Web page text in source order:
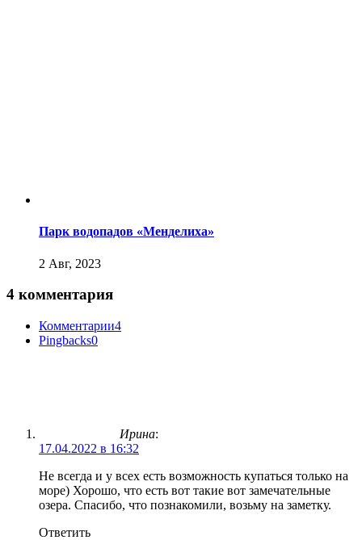
Парк водопадов «Менделиха»
2 Авг, 2023
4 комментария
Комментарии4
Pingbacks0
Ирина:
17.04.2022 в 16:32
Не всегда и у всех есть возможность купаться только на
море) Хорошо, что есть вот такие вот замечательные
озера. Спасибо, что познакомили, возьму на заметку.
Ответить